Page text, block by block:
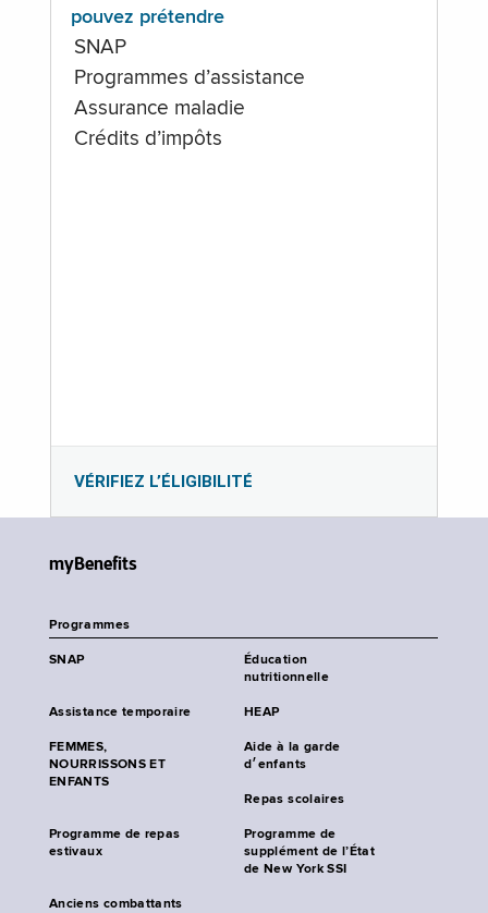
pouvez prétendre
SNAP
Programmes d’assistance
Assurance maladie
Crédits d’impôts
VÉRIFIEZ L’ÉLIGIBILITÉ
myBenefits
Programmes
SNAP
Éducation
nutritionnelle
Assistance temporaire HEAP
FEMMES,
NOURRISSONS ET
ENFANTS
Aide à la garde
d׳enfants
Repas scolaires
Programme de repas
estivaux
Programme de
supplément de l’État
de New York SSI
Anciens combattants